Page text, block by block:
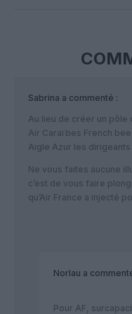
Sabrina a commenté :
Au lieu de créer un
Air Caraïbes French
Aigle Azur les
Ne vous faites aucune
c’est de vous faire
qu’Air France a injecté
Norlau a
Pour AF,